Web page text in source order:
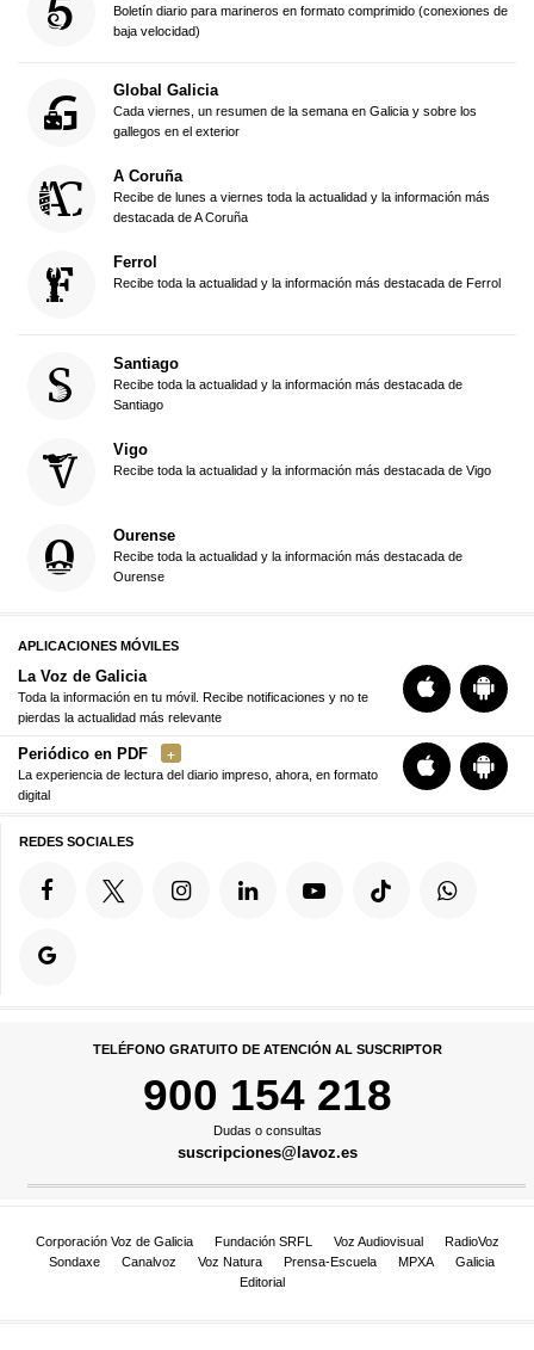
Boletín diario para marineros en formato comprimido (conexiones de
baja velocidad)
Global Galicia
Cada viernes, un resumen de la semana en Galicia y sobre los
gallegos en el exterior
A Coruña
Recibe de lunes a viernes toda la actualidad y la información más
destacada de A Coruña
Ferrol
Recibe toda la actualidad y la información más destacada de Ferrol
Santiago
Recibe toda la actualidad y la información más destacada de
Santiago
Vigo
Recibe toda la actualidad y la información más destacada de Vigo
Ourense
Recibe toda la actualidad y la información más destacada de
Ourense
APLICACIONES MÓVILES
La Voz de Galicia
Toda la información en tu móvil. Recibe notificaciones y no te
pierdas la actualidad más relevante
Periódico en PDF
La experiencia de lectura del diario impreso, ahora, en formato
digital
REDES SOCIALES
TELÉFONO GRATUITO DE ATENCIÓN AL SUSCRIPTOR
900 154 218
Dudas o consultas
suscripciones@lavoz.es
Corporación Voz de Galicia Fundación SRFL Voz Audiovisual
RadioVoz
Sondaxe
Canalvoz Voz Natura Prensa-Escuela MPXA
Galicia
Editorial